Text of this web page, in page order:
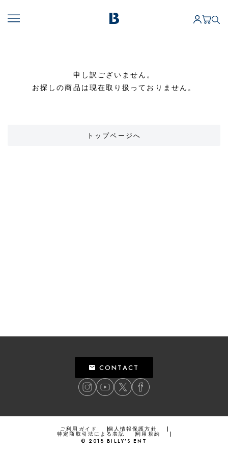
申し訳ございません。
お探しの商品は現在取り扱っておりません。
トップページへ
CONTACT
ご利用ガイド 個人情報保護方針
特定商取引法による表記
利用規約
© 2018 BILLY’S ENT